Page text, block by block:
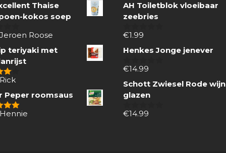
Thaise
kokos soep
Roose
teriyaki met
Peper roomsaus
5
AH Toiletblok vloeibaar
zeebries
0
5
€1.99
Henkes Jonge jenever
0
5
€14.99
Schott Zwiesel Rode wijn
glazen
0
€14.99